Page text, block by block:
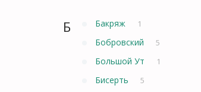
Б Бакряж 1
Бобровский 5
Большой Ут 1
Бисерть 5